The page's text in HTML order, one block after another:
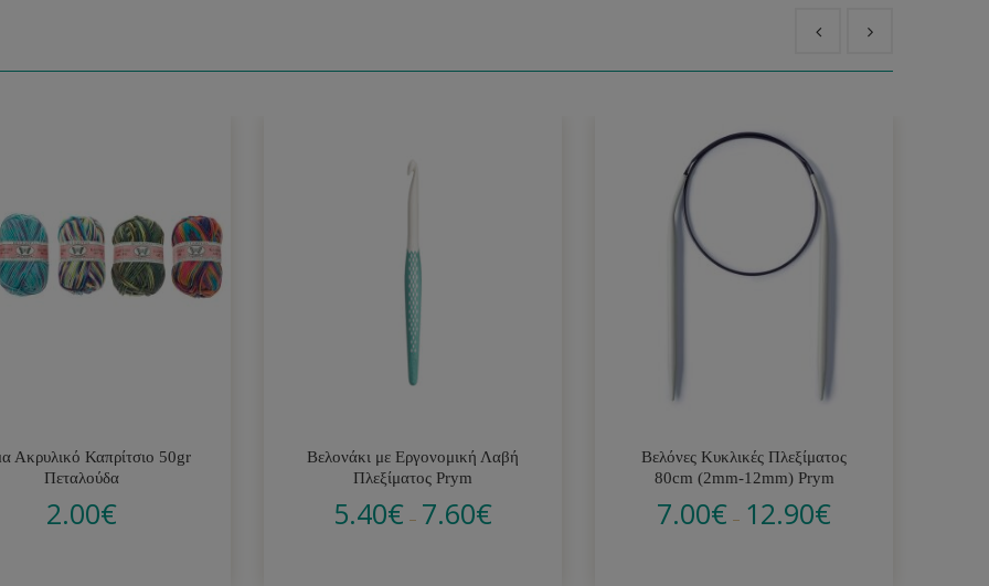
Ακρυλικό Καπρίτσιο 50gr
Πεταλούδα
2.00€
Βελονάκι με Εργονομική Λαβή
Πλεξίματος Prym
5.40€ – 7.60€
Βελόνες Κυκλικές Πλεξίματος
80cm (2mm-12mm) Prym
7.00€ – 12.90€